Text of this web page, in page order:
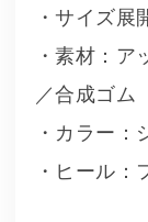
・サイズ
・素材：
／合成ゴム
・カラー：
・ヒール：